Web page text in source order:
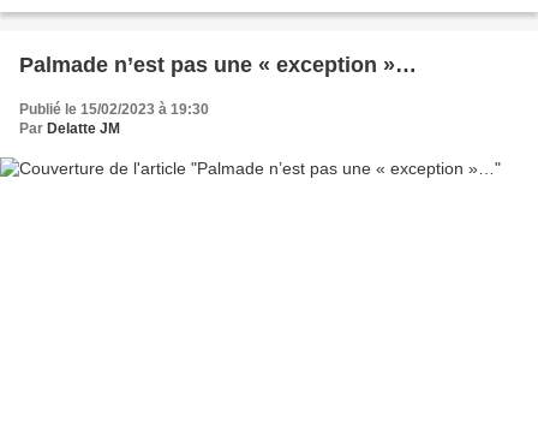
Palmade n’est pas une « exception »…
Publié le 15/02/2023 à 19:30
Par Delatte JM